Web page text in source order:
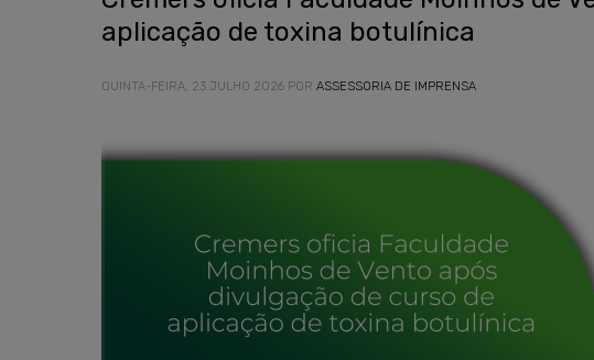
aplicação de toxina botulínica
QUINTA-FEIRA, 23 JULHO 2026 POR ASSESSORIA DE IMPRENSA